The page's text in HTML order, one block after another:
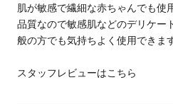
肌が敏感で繊細な赤ちゃんでも使
品質なので敏感肌などのデリケー
般の方でも気持ちよく使用できます
スタッフレビューはこちら